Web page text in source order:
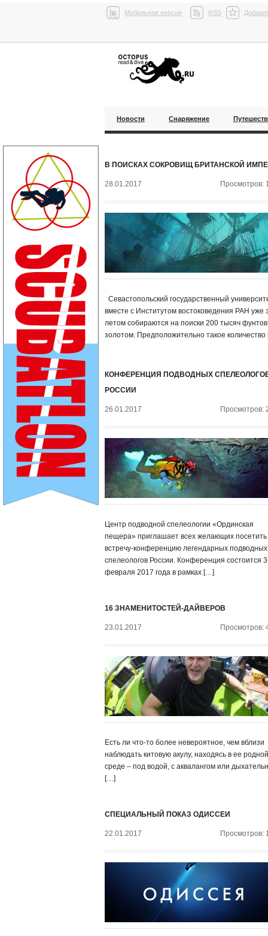
Мобильная версия RSS
Новости Снаряжение
В ПОИСКАХ СОКРОВИЩ БРИТАНСКОЙ
28.01.2017 Просмотров:
Севастопольский государственный
вместе с Институтом востоковедения РАН уже
летом собираются на поиски 200 тысяч фунтов
золотом. Предположительно такое
КОНФЕРЕНЦИЯ ПОДВОДНЫХ
РОССИИ
26.01.2017 Просмотров:
Центр подводной спелеологии «Ординская
пещера» приглашает всех желающих посетить
встречу-конференцию легендарных подводных
спелеологов России. Конференция состоится
февраля 2017 года в рамках […]
16 ЗНАМЕНИТОСТЕЙ-ДАЙВЕРОВ
23.01.2017 Просмотров:
Есть ли что-то более невероятное, чем вблизи
наблюдать китовую акулу, находясь в ее родной
среде – под водой, с аквалангом или
[…]
СПЕЦИАЛЬНЫЙ ПОКАЗ ОДИССЕИ
22.01.2017 Просмотров: